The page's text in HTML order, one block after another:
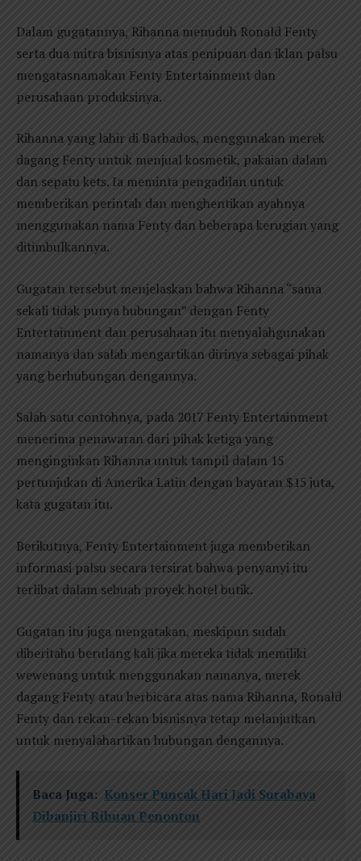
Dalam gugatannya, Rihanna menuduh Ronald Fenty
serta dua mitra bisnisnya atas penipuan dan iklan palsu
mengatasnamakan Fenty Entertainment dan
perusahaan produksinya.
Rihanna yang lahir di Barbados, menggunakan merek
dagang Fenty untuk menjual kosmetik, pakaian dalam
dan sepatu kets. Ia meminta pengadilan untuk
memberikan perintah dan menghentikan ayahnya
menggunakan nama Fenty dan beberapa kerugian yang
ditimbulkannya.
Gugatan tersebut menjelaskan bahwa Rihanna “sama
sekali tidak punya hubungan” dengan Fenty
Entertainment dan perusahaan itu menyalahgunakan
namanya dan salah mengartikan dirinya sebagai pihak
yang berhubungan dengannya.
Salah satu contohnya, pada 2017 Fenty Entertainment
menerima penawaran dari pihak ketiga yang
menginginkan Rihanna untuk tampil dalam 15
pertunjukan di Amerika Latin dengan bayaran $15 juta,
kata gugatan itu.
Berikutnya, Fenty Entertainment juga memberikan
informasi palsu secara tersirat bahwa penyanyi itu
terlibat dalam sebuah proyek hotel butik.
Gugatan itu juga mengatakan, meskipun sudah
diberitahu berulang kali jika mereka tidak memiliki
wewenang untuk menggunakan namanya, merek
dagang Fenty atau berbicara atas nama Rihanna, Ronald
Fenty dan rekan-rekan bisnisnya tetap melanjutkan
untuk menyalahartikan hubungan dengannya.
Baca Juga: Konser Puncak Hari Jadi Surabaya
Dibanjiri Ribuan Penonton